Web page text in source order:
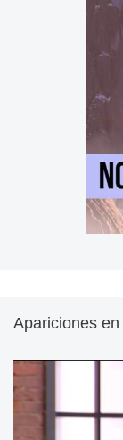
Apariciones en